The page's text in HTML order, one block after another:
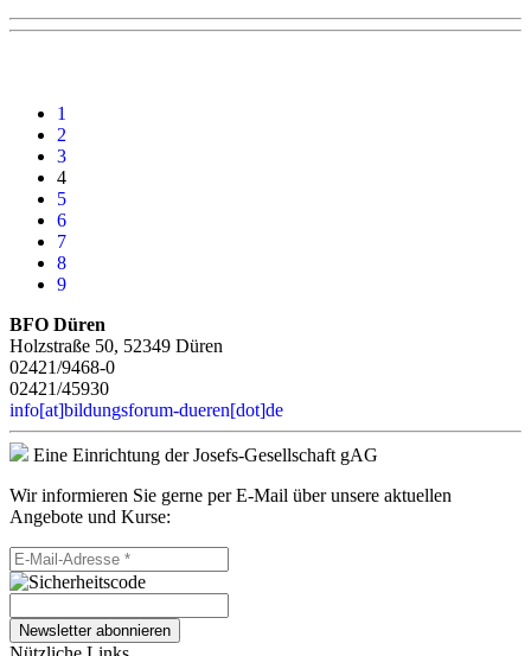
1
2
3
4
5
6
7
8
9
BFO Düren
Holzstraße 50, 52349 Düren
02421/9468-0
02421/45930
info[at]bildungsforum-dueren[dot]de
Eine Einrichtung der Josefs-Gesellschaft gAG
Wir informieren Sie gerne per E-Mail über unsere aktuellen
Angebote und Kurse:
Newsletter abonnieren